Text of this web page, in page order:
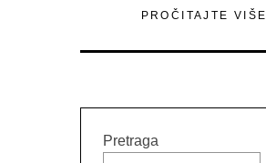
PROČITAJTE VIŠE
Pretraga